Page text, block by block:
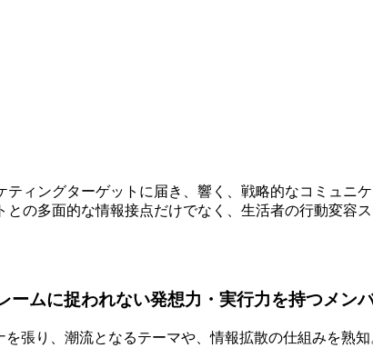
ィングターゲットに届き、響く、戦略的なコミュニ
の多面的な情報接点だけでなく、生活者の行動変容
ムに捉われない発想力・実行力を持つメン
張り、潮流となるテーマや、情報拡散の仕組みを熟